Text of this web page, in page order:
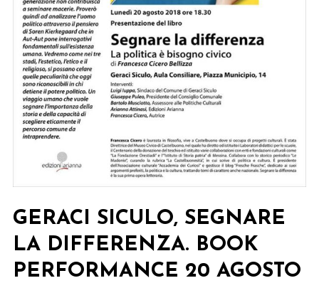
GERACI SICULO, SEGNARE
LA DIFFERENZA. BOOK
PERFORMANCE 20 AGOSTO